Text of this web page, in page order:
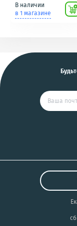
Scher-Khan,
Tomahawk, Pandora,
В наличии
в 1 магазине